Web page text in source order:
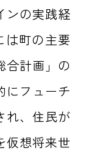
ンの実践経
は町の主要
合計画」の
にフューチ
れ、住民が
仮想将来世